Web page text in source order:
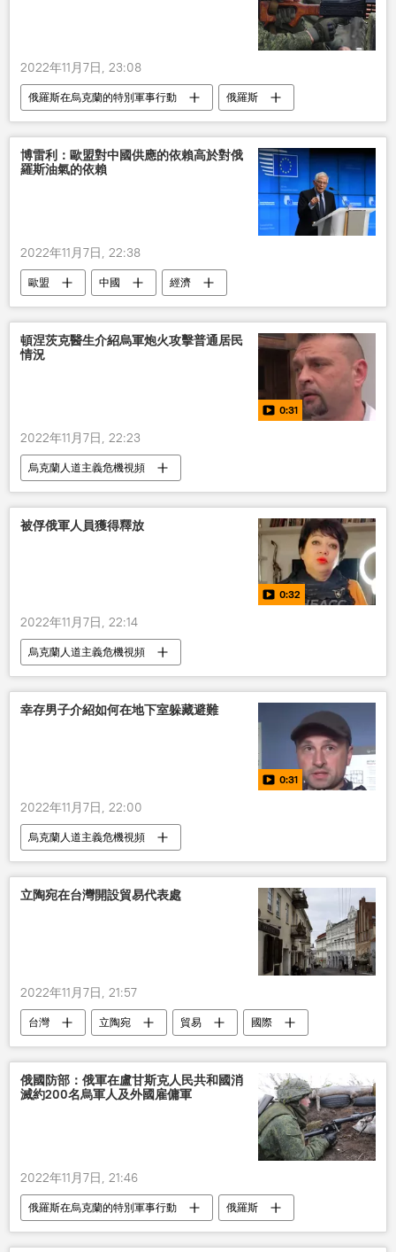
2022年11月7日, 23:08
俄羅斯在烏克蘭的特別軍事行動
俄羅斯
烏克蘭
動員 軍事
博雷利：歐盟對中國供應的依賴高於對俄
羅斯油氣的依賴
2022年11月7日, 22:38
歐盟 中國 經濟
頓涅茨克醫生介紹烏軍炮火攻擊普通居民
情況
0:31
2022年11月7日, 22:23
烏克蘭人道主義危機視頻
被俘俄軍人員獲得釋放
0:32
2022年11月7日, 22:14
烏克蘭人道主義危機視頻
幸存男子介紹如何在地下室躲藏避難
0:31
2022年11月7日, 22:00
烏克蘭人道主義危機視頻
立陶宛在台灣開設貿易代表處
2022年11月7日, 21:57
台灣 立陶宛 貿易 國際
俄國防部：俄軍在盧甘斯克人民共和國消
滅約200名烏軍人及外國雇傭軍
2022年11月7日, 21:46
俄羅斯在烏克蘭的特別軍事行動
俄羅斯
俄國防部
烏克蘭 軍事